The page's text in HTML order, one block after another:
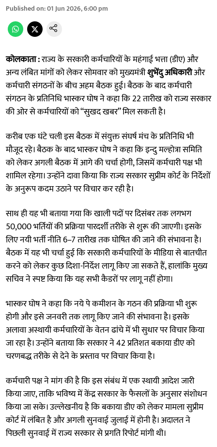
Published on:01 Jun 2026, 6:00 pm
कोलकाता :राज्य के सरकारी कर्मचारियों के महंगाई भत्ता (डीए) और
अन्य लंबित मांगों को लेकर सोमवार को मुख्यमंत्रीशुभेंदु अधिकारीऔर
कर्मचारी संगठनों के बीच अहम बैठक हुई। बैठक के बाद कर्मचारी
संगठन के प्रतिनिधि भास्कर घोष ने कहा कि 22 तारीख को राज्य सरकार
की ओर से कर्मचारियों को “सुखद खबर” मिल सकती है।
करीब एक घंटे चली इस बैठक में संयुक्त संघर्ष मंच के प्रतिनिधि भी
मौजूद रहे। बैठक के बाद भास्कर घोष ने कहा कि इन्दु मल्होत्रा समिति
को लेकर अगली बैठक में आगे की चर्चा होगी, जिसमें कर्मचारी पक्ष भी
शामिल रहेगा। उन्होंने दावा किया कि राज्य सरकार सुप्रीम कोर्ट के निर्देशों
के अनुरूप कदम उठाने पर विचार कर रही है।
साथ ही यह भी बताया गया कि खाली पदों पर दिसंबर तक लगभग
50,000 भर्तियों की प्रक्रिया पारदर्शी तरीके से शुरू की जाएगी। इसके
लिए नयी भर्ती नीति 6–7 तारीख तक घोषित की जाने की संभावना है।
बैठक में यह भी चर्चा हुई कि सरकारी कर्मचारियों के मीडिया से बातचीत
करने को लेकर कुछ दिशा-निर्देश लागू किए जा सकते हैं, हालांकि मुख्य
सचिव ने स्पष्ट किया कि यह सभी कैडरों पर लागू नहीं होगा।
भास्कर घोष ने कहा कि नये पे कमीशन के गठन की प्रक्रिया भी शुरू
होगी और इसे जनवरी तक लागू किए जाने की संभावना है। इसके
अलावा अस्थायी कर्मचारियों के वेतन ढांचे में भी सुधार पर विचार किया
जा रहा है। उन्होंने बताया कि सरकार ने 42 प्रतिशत बकाया डीए को
चरणबद्ध तरीके से देने के प्रस्ताव पर विचार किया है।
कर्मचारी पक्ष ने मांग की है कि इस संबंध में एक स्थायी आदेश जारी
किया जाए, ताकि भविष्य में केंद्र सरकार के फैसलों के अनुसार संशोधन
किया जा सके। उल्लेखनीय है कि बकाया डीए को लेकर मामला सुप्रीम
कोर्ट में लंबित है और अगली सुनवाई जुलाई में होनी है। अदालत ने
पिछली सुनवाई में राज्य सरकार से प्रगति रिपोर्ट मांगी थी।